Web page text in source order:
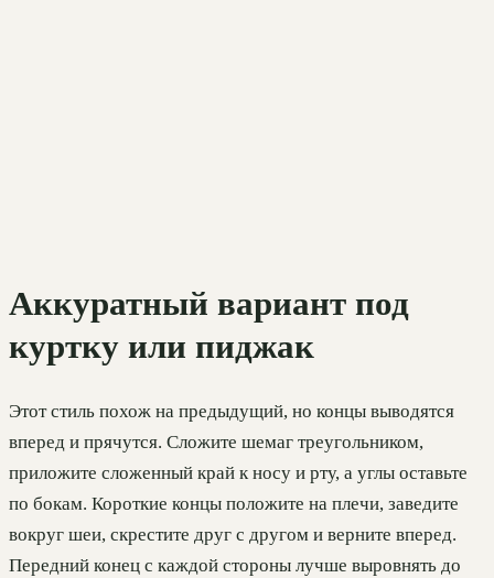
Аккуратный вариант под
куртку или пиджак
Этот стиль похож на предыдущий, но концы выводятся
вперед и прячутся. Сложите шемаг треугольником,
приложите сложенный край к носу и рту, а углы оставьте
по бокам. Короткие концы положите на плечи, заведите
вокруг шеи, скрестите друг с другом и верните вперед.
Передний конец с каждой стороны лучше выровнять до